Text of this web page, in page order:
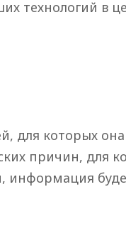
технологий в
для которых
причин, для